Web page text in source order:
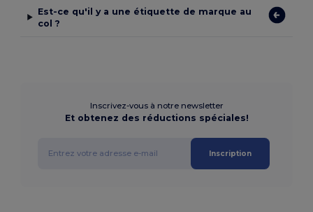
Est-ce qu'il y a une étiquette de marque au
col ?
Inscrivez-vous à notre newsletter
Et obtenez des réductions spéciales!
Inscription